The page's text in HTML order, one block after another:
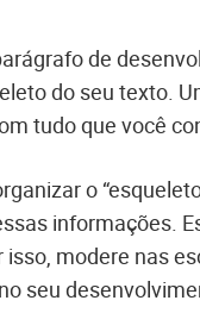
de
do seu texto.
tudo que você
o
informações.
modere nas
seu